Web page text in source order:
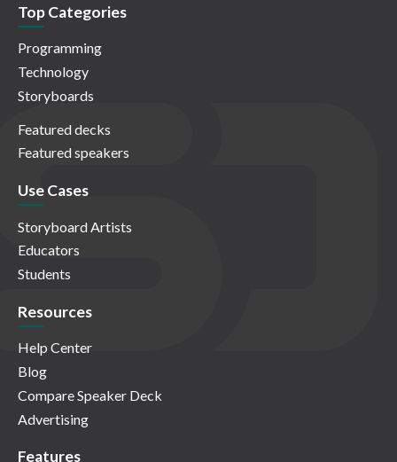
Top Categories
Programming
Technology
Storyboards
Featured decks
Featured speakers
Use Cases
Storyboard Artists
Educators
Students
Resources
Help Center
Blog
Compare Speaker Deck
Advertising
Features